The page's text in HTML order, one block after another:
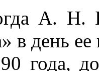
А. Н.
в день
года,